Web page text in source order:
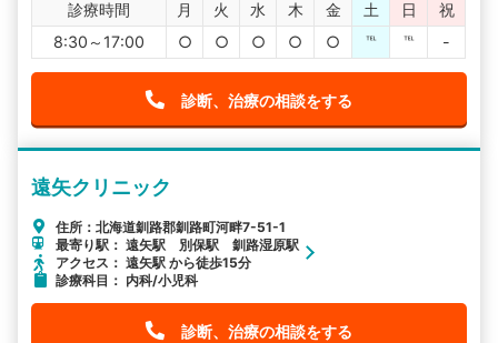
診療時間 月 火 水 木 金 土 日
祝
8:30～17:00
○ ○ ○ ○ ○ ℡ ℡ -
診断、治療の相談をする
遠矢クリニック
住所：北海道釧路郡釧路町河畔7-51-1
最寄り駅： 遠矢駅 別保駅 釧路湿原駅
アクセス： 遠矢駅 から徒歩15分
診療科目： 内科/小児科
診断、治療の相談をする